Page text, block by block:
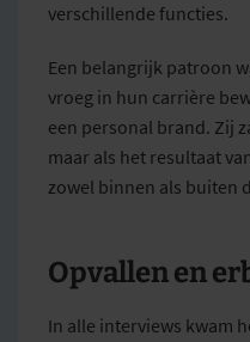
verschillende functies.
Een belangrijk patroon
vroeg in hun carrière
een personal brand. Zij
maar als het resultaat
zowel binnen als buiten
Opvallen en
In alle interviews kwam